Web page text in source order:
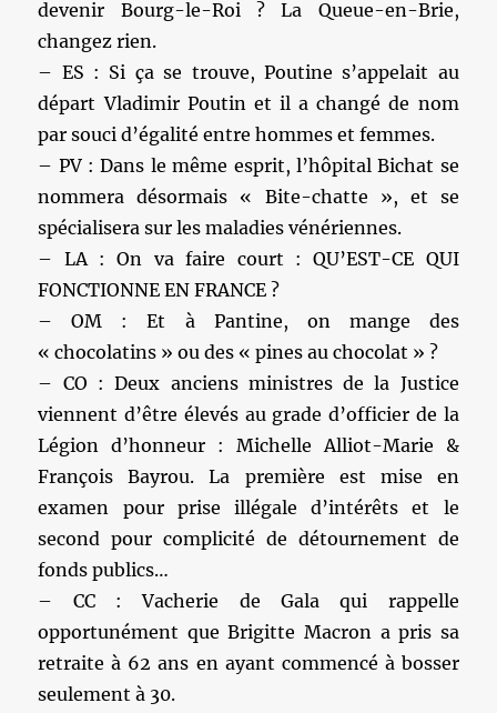
devenir Bourg-le-Roi ? La Queue-en-Brie,
changez rien.
– ES : Si ça se trouve, Poutine s’appelait au
départ Vladimir Poutin et il a changé de nom
par souci d’égalité entre hommes et femmes.
– PV : Dans le même esprit, l’hôpital Bichat se
nommera désormais « Bite-chatte », et se
spécialisera sur les maladies vénériennes.
– LA : On va faire court : QU’EST-CE QUI
FONCTIONNE EN FRANCE ?
– OM : Et à Pantine, on mange des
« chocolatins » ou des « pines au chocolat » ?
– CO : Deux anciens ministres de la Justice
viennent d’être élevés au grade d’officier de la
Légion d’honneur : Michelle Alliot-Marie &
François Bayrou. La première est mise en
examen pour prise illégale d’intérêts et le
second pour complicité de détournement de
fonds publics…
– CC : Vacherie de Gala qui rappelle
opportunément que Brigitte Macron a pris sa
retraite à 62 ans en ayant commencé à bosser
seulement à 30.